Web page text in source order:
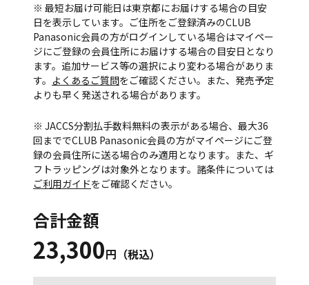
※ 最短お届け可能日は東京都にお届けする場合の目安
日を表示しています。ご住所をご登録済みのCLUB
Panasonic会員の方がログインしている場合はマイペー
ジにご登録の会員住所にお届けする場合の目安日となり
ます。追加サービス等の選択により変わる場合がありま
す。 よくあるご質問をご確認ください。また、発売予定
よりも早く発送される場合があります。
※ JACCS分割払手数料無料の表示がある場合、最大36
回まででCLUB Panasonic会員の方がマイページにご登
録の会員住所に送る場合のみ適用となります。また、ギ
フトラッピングは対象外となります。諸条件については
ご利用ガイドをご確認ください。
合計金額
23,300円（税込）